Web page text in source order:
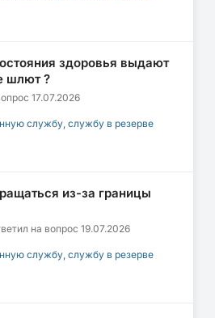
здоровья выдают
шлют ?
17.07.2026
службу, службу в резерве
из-за границы
на вопрос 19.07.2026
службу, службу в резерве